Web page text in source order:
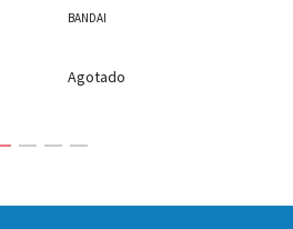
BANDAI
Agotado